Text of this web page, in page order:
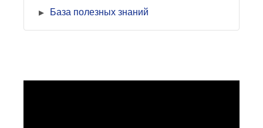
База полезных знаний